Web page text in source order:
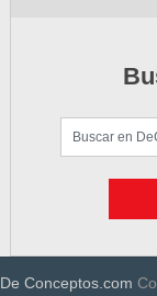
De Conceptos.com